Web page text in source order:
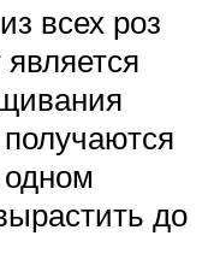
всех роз
до